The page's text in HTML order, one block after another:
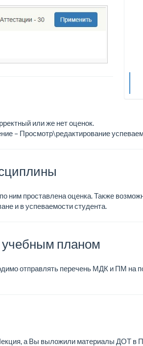
или же нет оценок.
– Просмотр\редактирование
ним проставлена оценка. Также
и в успеваемости студента.
учебным планом
отправлять перечень МДК и ПМ на
а Вы выложили материалы ДОТ в